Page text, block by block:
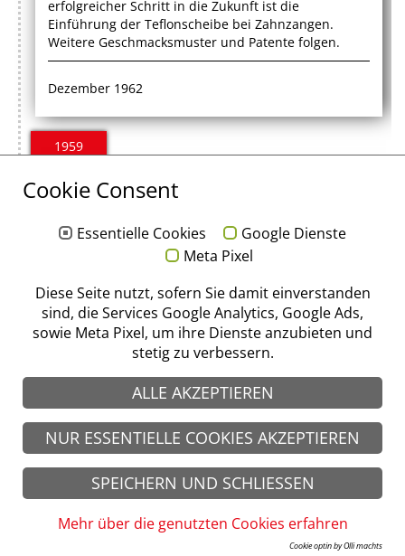
erfolgreicher Schritt in die Zukunft ist die
Einführung der Teflonscheibe bei Zahnzangen.
Weitere Geschmacksmuster und Patente folgen.
Dezember 1962
1959
40 Jahre Stoma / Storz am Mark
Cookie Consent
Essentielle Cookies
Google Dienste
Meta Pixel
Diese Seite nutzt, sofern Sie damit einverstanden
sind, die Services Google Analytics, Google Ads,
sowie Meta Pixel, um ihre Dienste anzubieten und
stetig zu verbessern.
ALLE AKZEPTIEREN
NUR ESSENTIELLE COOKIES AKZEPTIEREN
SPEICHERN UND SCHLIESSEN
Mehr über die genutzten Cookies erfahren
Cookie optin by Olli machts